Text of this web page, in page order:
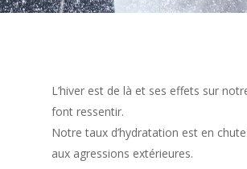
L’hiver est de là et ses effets sur
font ressentir.
Notre taux d’hydratation est en
aux agressions extérieures.